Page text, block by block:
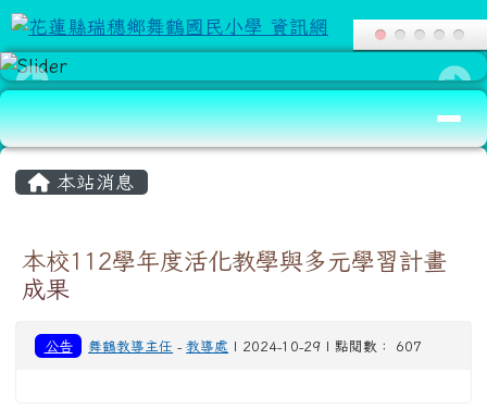
跳至主內容區
花蓮縣瑞穗鄉舞鶴國民小學 資訊網
導覽列
本站消息
本校112學年度活化教學與多元學習計畫
成果
公告 舞鶴教導主任 -教導處 | 2024-10-29 | 點閱數： 607
頁尾區域